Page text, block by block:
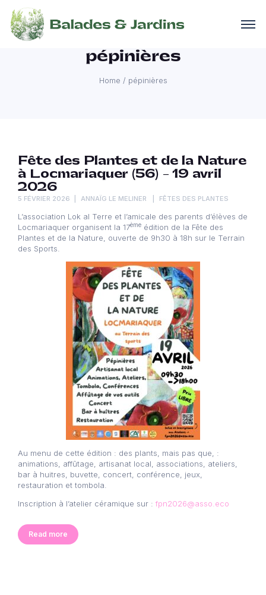
pépinières
Home / pépinières
Fête des Plantes et de la Nature
à Locmariaquer (56) – 19 avril
2026
5 FÉVRIER 2026 ANNAÏG LE MELINER FÊTES DES PLANTES
L’association Lok al Terre et l’amicale des parents d’élèves de
Locmariaquer organisent la 17ème édition de la Fête des
Plantes et de la Nature, ouverte de 9h30 à 18h sur le Terrain
des Sports.
Au menu de cette édition : des plants, mais pas que, :
animations, affûtage, artisanat local, associations, ateliers,
bar à huitres, buvette, concert, conférence, jeux,
restauration et tombola.
Inscription à l’atelier céramique sur :fpn2026@asso.eco
Read more